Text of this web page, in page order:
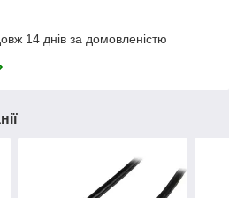
14 днів за домовленістю